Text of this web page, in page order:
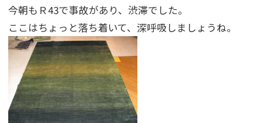
今朝もＲ43で事故があり、渋滞でした。
ここはちょっと落ち着いて、深呼吸しましょうね。